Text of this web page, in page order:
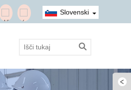
Slovenski